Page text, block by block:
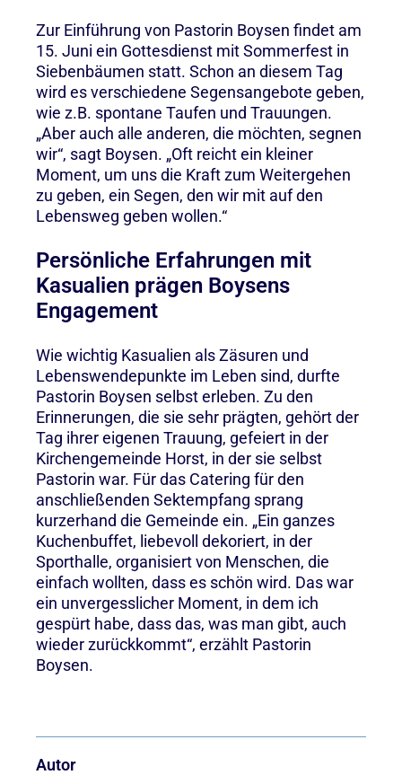
Zur Einführung von Pastorin Boysen findet am
15. Juni ein Gottesdienst mit Sommerfest in
Siebenbäumen statt. Schon an diesem Tag
wird es verschiedene Segensangebote geben,
wie z.B. spontane Taufen und Trauungen.
„Aber auch alle anderen, die möchten, segnen
wir“, sagt Boysen. „Oft reicht ein kleiner
Moment, um uns die Kraft zum Weitergehen
zu geben, ein Segen, den wir mit auf den
Lebensweg geben wollen.“
Persönliche Erfahrungen mit
Kasualien prägen Boysens
Engagement
Wie wichtig Kasualien als Zäsuren und
Lebenswendepunkte im Leben sind, durfte
Pastorin Boysen selbst erleben. Zu den
Erinnerungen, die sie sehr prägten, gehört der
Tag ihrer eigenen Trauung, gefeiert in der
Kirchengemeinde Horst, in der sie selbst
Pastorin war. Für das Catering für den
anschließenden Sektempfang sprang
kurzerhand die Gemeinde ein. „Ein ganzes
Kuchenbuffet, liebevoll dekoriert, in der
Sporthalle, organisiert von Menschen, die
einfach wollten, dass es schön wird. Das war
ein unvergesslicher Moment, in dem ich
gespürt habe, dass das, was man gibt, auch
wieder zurückkommt“, erzählt Pastorin
Boysen.
Autor